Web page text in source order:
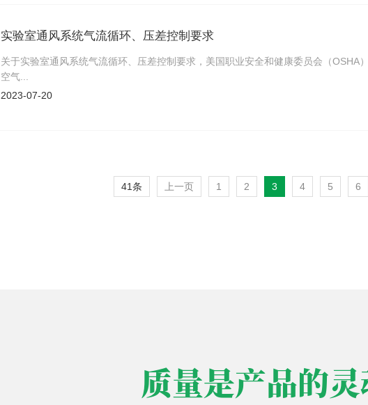
实验室通风系统气流循环、压差控制要求
关于实验室通风系统气流循环、压差控制要求，美国职业安全和健康委员会（
空气...
2023-07-20
41条 上一页 1 2 3 4 5 6
质量是产品的